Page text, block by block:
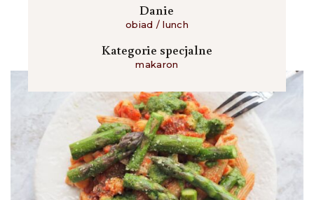
Danie
obiad / lunch
Kategorie specjalne
makaron